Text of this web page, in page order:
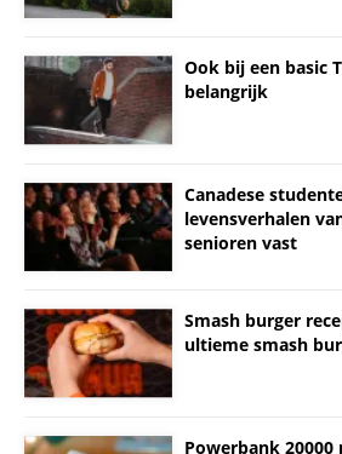
Ook bij een basic
belangrijk
Canadese
levensverhalen
senioren vast
Smash burger
ultieme smash
Powerbank